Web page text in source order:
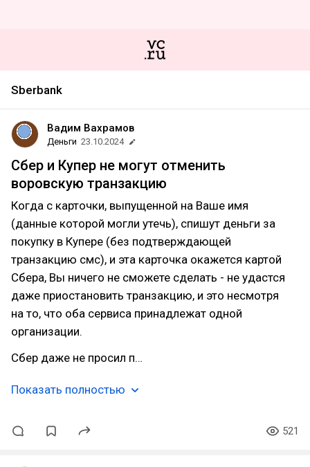
Sberbank
Вадим Вахрамов
Деньги 23.10.2024
Сбер и Купер не могут отменить
воровскую транзакцию
Когда с карточки, выпущенной на Ваше имя
(данные которой могли утечь), спишут деньги за
покупку в Купере (без подтверждающей
транзакцию смс), и эта карточка окажется картой
Сбера, Вы ничего не сможете сделать - не удастся
даже приостановить транзакцию, и это несмотря
на то, что оба сервиса принадлежат одной
организации.
Сбер даже не просил п…
Показать полностью
521